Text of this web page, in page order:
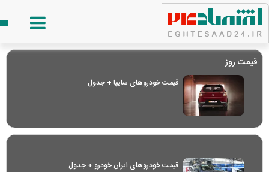
قیمت روز
قیمت خودرو‌های سایپا + جدول
قیمت خودرو‌های ایران خودرو + جدول